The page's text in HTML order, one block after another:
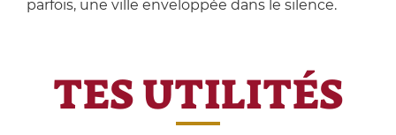
parfois, une ville enveloppée dans le silence.
TES UTILITÉS